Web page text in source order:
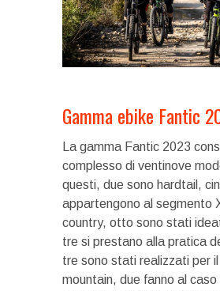
Gamma ebike Fantic
La gamma Fantic 2023
complesso di ventinove
questi, due sono hardtail,
appartengono al segmento
country, otto sono stati
tre si prestano alla pratica
tre sono stati realizzati per il
mountain, due fanno al caso